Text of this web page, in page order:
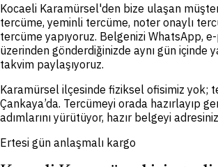
Kocaeli Karamürsel'den bize ulaşan
tercüme, yeminli tercüme, noter onaylı
tercüme yapıyoruz. Belgenizi WhatsApp,
üzerinden gönderdiğinizde aynı gün içinde
takvim paylaşıyoruz.
Karamürsel ilçesinde fiziksel ofisimiz yok;
Çankaya’da. Tercümeyi orada hazırlayıp
adımlarını yürütüyor, hazır belgeyi
Ertesi gün anlaşmalı kargo